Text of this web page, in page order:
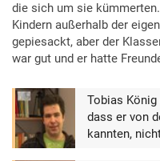
die sich um sie
Kindern außerhalb der
gepiesackt, aber der
war gut und er hatte
Tobias
dass er von
kannten,